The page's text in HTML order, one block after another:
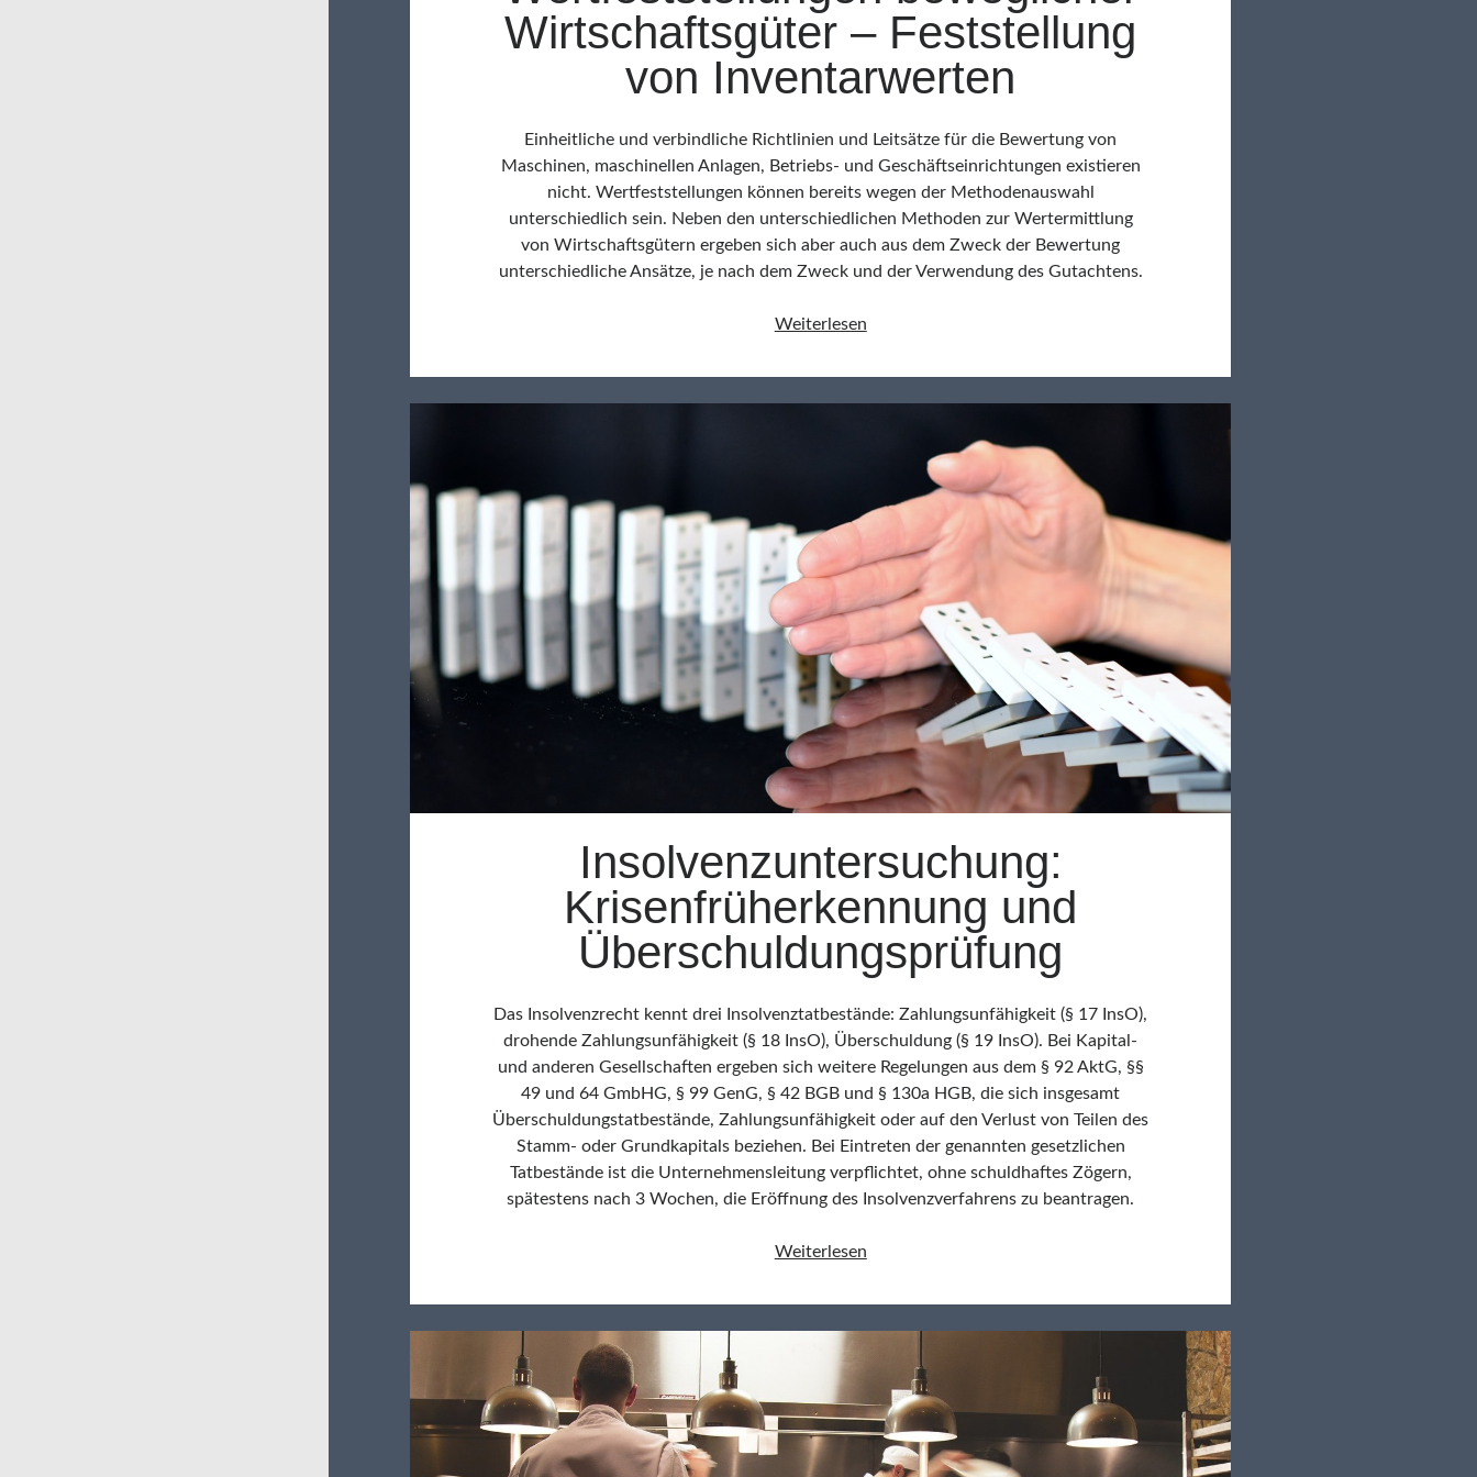
Wirtschaftsgüter – Feststellung
von Inventarwerten
Einheitliche und verbindliche Richtlinien und Leitsätze für die Bewertung von
Maschinen, maschinellen Anlagen, Betriebs- und Geschäftseinrichtungen existieren
nicht. Wertfeststellungen können bereits wegen der Methodenauswahl
unterschiedlich sein. Neben den unterschiedlichen Methoden zur Wertermittlung
von Wirtschaftsgütern ergeben sich aber auch aus dem Zweck der Bewertung
unterschiedliche Ansätze, je nach dem Zweck und der Verwendung des Gutachtens.
WeiterlesenWertfeststellungen
Wirtschaftsgüter
–
Inventarwerten
Insolvenzuntersuchung:
Krisenfrüherkennung und
Überschuldungsprüfung
Das Insolvenzrecht kennt drei Insolvenztatbestände: Zahlungsunfähigkeit (§ 17 InsO),
drohende Zahlungsunfähigkeit (§ 18 InsO), Überschuldung (§ 19 InsO). Bei Kapital-
und anderen Gesellschaften ergeben sich weitere Regelungen aus dem § 92 AktG, §§
49 und 64 GmbHG, § 99 GenG, § 42 BGB und § 130a HGB, die sich insgesamt
Überschuldungstatbestände, Zahlungsunfähigkeit oder auf den Verlust von Teilen des
Stamm- oder Grundkapitals beziehen. Bei Eintreten der genannten gesetzlichen
Tatbestände ist die Unternehmensleitung verpflichtet, ohne schuldhaftes Zögern,
spätestens nach 3 Wochen, die Eröffnung des Insolvenzverfahrens zu beantragen.
WeiterlesenInsolvenzuntersuchung:
und
Überschuldungsprüfung